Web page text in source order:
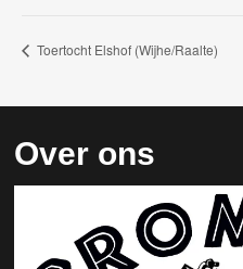
Toertocht Elshof (Wijhe/Raalte)
Over ons